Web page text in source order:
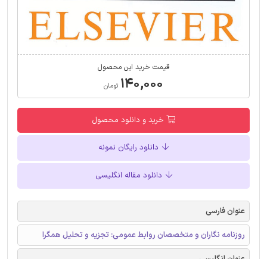
قیمت خرید این محصول
۱۴۰,۰۰۰ تومان
خرید و دانلود محصول
دانلود رایگان نمونه
دانلود مقاله انگلیسی
عنوان فارسی
روزنامه نگاران و متخصصان روابط عمومی: تجزیه و تحلیل همگرا